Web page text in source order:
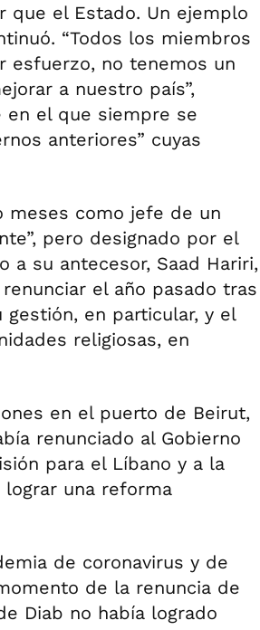
que el Estado. Un ejemplo
“Todos los miembros
esfuerzo, no tenemos un
a nuestro país”,
en el que siempre se
anteriores” cuyas
meses como jefe de un
pero designado por el
a su antecesor, Saad Hariri,
el año pasado tras
en particular, y el
religiosas, en
en el puerto de Beirut,
renunciado al Gobierno
para el Líbano y a la
una reforma
de coronavirus y de
de la renuncia de
Diab no había logrado